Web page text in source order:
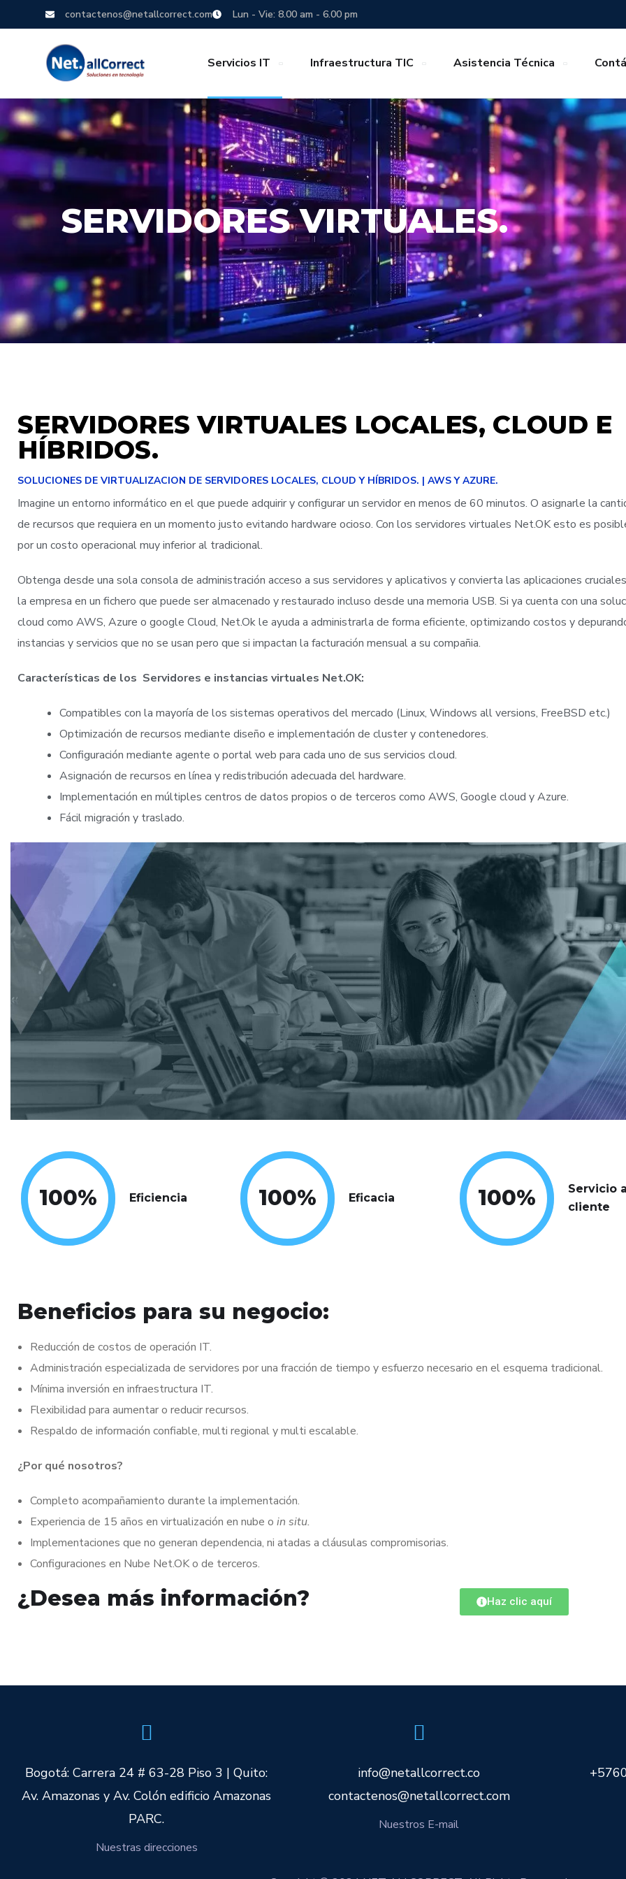
contactenos@netallcorrect.com Lun - Vie: 8.00 am - 6.00 pm
Servicios IT Infraestructura TIC Asistencia Técnica
SERVIDORES VIRTUALES.
SERVIDORES VIRTUALES LOCALES, CLOUD E
HÍBRIDOS.
SOLUCIONES DE VIRTUALIZACION DE SERVIDORES LOCALES, CLOUD Y HÍBRIDOS. | AWS Y AZURE.
Imagine un entorno informático en el que puede adquirir y configurar un servidor en menos de 60 minutos. O asignarle la
de recursos que requiera en un momento justo evitando hardware ocioso. Con los servidores virtuales Net.OK esto es
por un costo operacional muy inferior al tradicional.
Obtenga desde una sola consola de administración acceso a sus servidores y aplicativos y convierta las aplicaciones
la empresa en un fichero que puede ser almacenado y restaurado incluso desde una memoria USB. Si ya cuenta con una
cloud como AWS, Azure o google Cloud, Net.Ok le ayuda a administrarla de forma eficiente, optimizando costos y
instancias y servicios que no se usan pero que si impactan la facturación mensual a su compañia.
Características de los Servidores e instancias virtuales Net.OK:
Compatibles con la mayoría de los sistemas operativos del mercado (Linux, Windows all versions, FreeBSD etc.)
Optimización de recursos mediante diseño e implementación de cluster y contenedores.
Configuración mediante agente o portal web para cada uno de sus servicios cloud.
Asignación de recursos en línea y redistribución adecuada del hardware.
Implementación en múltiples centros de datos propios o de terceros como AWS, Google cloud y Azure.
Fácil migración y traslado.
100% Eficiencia 100% Eficacia 100%
Servicio
cliente
Beneficios para su negocio:
Reducción de costos de operación IT.
Administración especializada de servidores por una fracción de tiempo y esfuerzo necesario en el esquema tradicional.
Mínima inversión en infraestructura IT.
Flexibilidad para aumentar o reducir recursos.
Respaldo de información confiable, multi regional y multi escalable.
¿Por qué nosotros?
Completo acompañamiento durante la implementación.
Experiencia de 15 años en virtualización en nube o in situ.
Implementaciones que no generan dependencia, ni atadas a cláusulas compromisorias.
Configuraciones en Nube Net.OK o de terceros.
¿Desea más información? Haz clic aquí
Bogotá: Carrera 24 # 63-28 Piso 3 | Quito:
Av. Amazonas y Av. Colón edificio Amazonas
PARC.
Nuestras direcciones
info@netallcorrect.co
contactenos@netallcorrect.com
Nuestros E-mail